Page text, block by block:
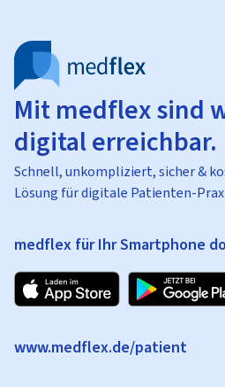
Mit medflex sind
digital erreichbar.
Schnell, unkompliziert, sicher &
Lösung für digitale Patienten-
medflex für Ihr Smartphone
www.medflex.de/patient